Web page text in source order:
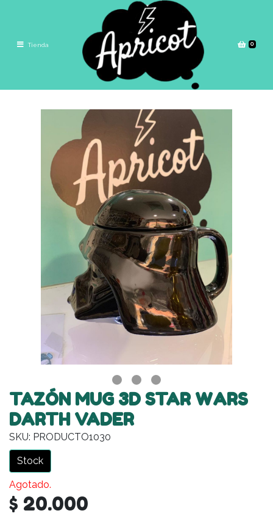
Tienda 0
TAZÓN MUG 3D STAR WARS
DARTH VADER
SKU: PRODUCTO1030
Stock
Agotado.
$ 20.000